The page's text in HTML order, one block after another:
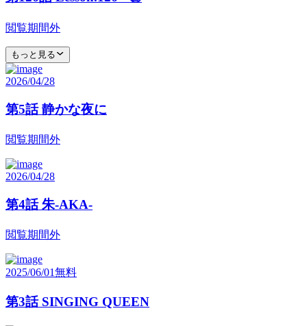
閲覧期間外
もっと見る
2026/04/28
第5話 静かな夜に
閲覧期間外
2026/04/28
第4話 朱-AKA-
閲覧期間外
2025/06/01無料
第3話 SINGING QUEEN